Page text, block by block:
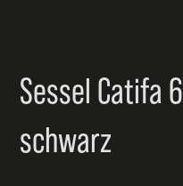
Sessel Catifa
schwarz